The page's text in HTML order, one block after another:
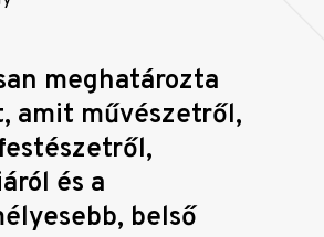
meghatározta
amit művészetről,
és a
belső